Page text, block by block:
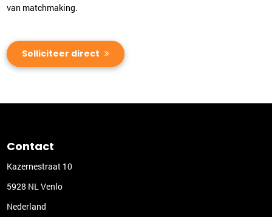
van matchmaking.
Solliciteer direct
Contact
Kazernestraat 10
5928 NL Venlo
Nederland